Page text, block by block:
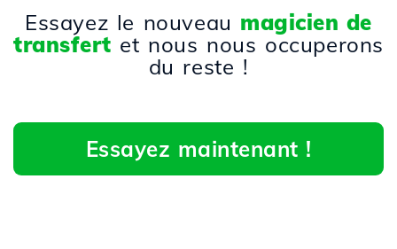
Essayez le nouveau magicien de
transfert et nous nous occuperons
du reste !
Essayez maintenant !